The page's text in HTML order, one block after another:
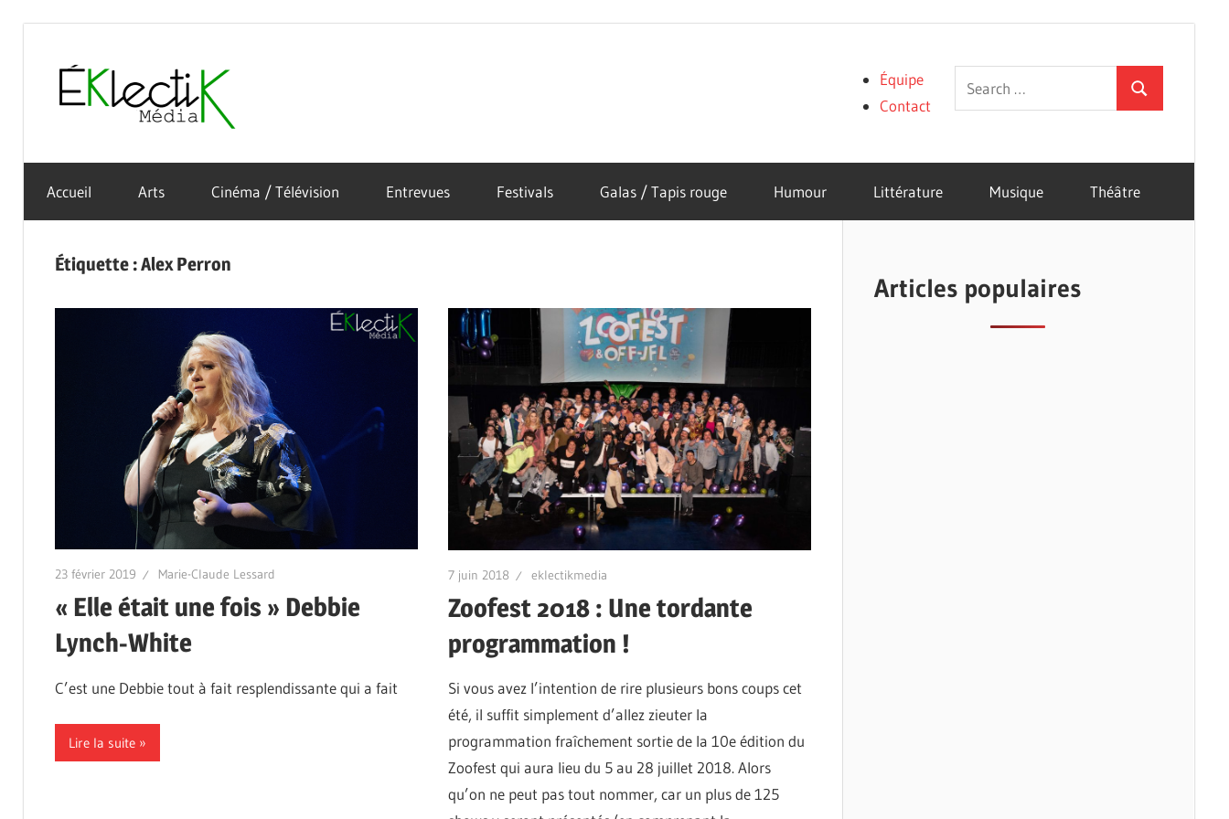
content
Média
culture
sous
toutes
formes
Search
for:
Search
Équipe
Contact
Accueil Arts Cinéma / Télévision Entrevues Festivals Galas / Tapis rouge Humour Littérature Musique Théâtre
Étiquette :Alex Perron
23 février 2019 Marie-Claude Lessard
« Elle était une fois » Debbie
Lynch-White
C’est une Debbie tout à fait resplendissante qui a fait
Lire la suite
7 juin 2018 eklectikmedia
Zoofest 2018 : Une tordante
programmation !
Si vous avez l’intention de rire plusieurs bons coups cet
été, il suffit simplement d’allez zieuter la
programmation fraîchement sortie de la 10e édition du
Zoofest qui aura lieu du 5 au 28 juillet 2018. Alors
qu’on ne peut pas tout nommer, car un plus de 125
Articles populaires